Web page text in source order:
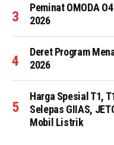
Peminat OMODA
2026
Deret Program
2026
Harga Spesial T1,
Selepas GIIAS,
Mobil Listrik